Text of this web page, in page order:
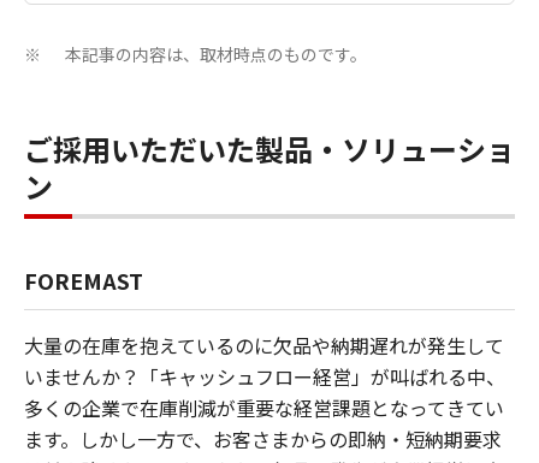
※ 本記事の内容は、取材時点のものです。
ご採用いただいた製品・ソリューショ
ン
FOREMAST
大量の在庫を抱えているのに欠品や納期遅れが発生して
いませんか？「キャッシュフロー経営」が叫ばれる中、
多くの企業で在庫削減が重要な経営課題となってきてい
ます。しかし一方で、お客さまからの即納・短納期要求